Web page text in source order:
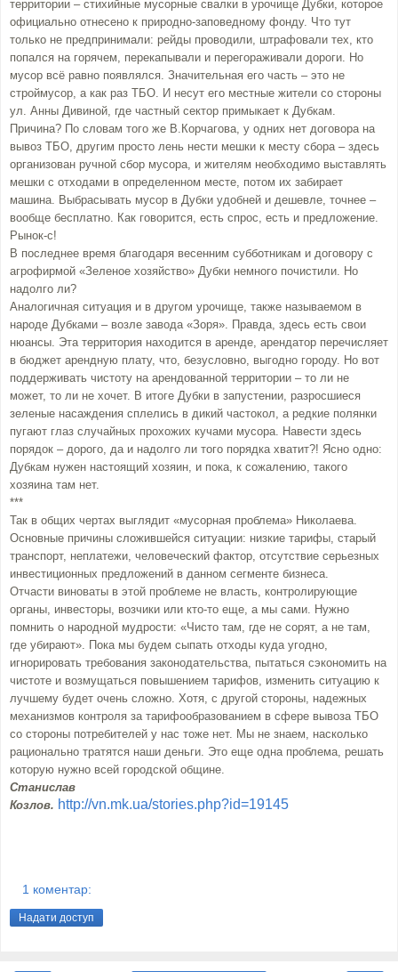
территории – стихийные мусорные свалки в урочище Дубки, которое
официально отнесено к природно-заповедному фонду. Что тут
только не предпринимали: рейды проводили, штрафовали тех, кто
попался на горячем, перекапывали и перегораживали дороги. Но
мусор всё равно появлялся. Значительная его часть – это не
строймусор, а как раз ТБО. И несут его местные жители со стороны
ул. Анны Дивиной, где частный сектор примыкает к Дубкам.
Причина? По словам того же В.Корчагова, у одних нет договора на
вывоз ТБО, другим просто лень нести мешки к месту сбора – здесь
организован ручной сбор мусора, и жителям необходимо выставлять
мешки с отходами в определенном месте, потом их забирает
машина. Выбрасывать мусор в Дубки удобней и дешевле, точнее –
вообще бесплатно. Как говорится, есть спрос, есть и предложение.
Рынок-с!
В последнее время благодаря весенним субботникам и договору с
агрофирмой «Зеленое хозяйство» Дубки немного почистили. Но
надолго ли?
Аналогичная ситуация и в другом урочище, также называемом в
народе Дубками – возле завода «Зоря». Правда, здесь есть свои
нюансы. Эта территория находится в аренде, арендатор перечисляет
в бюджет арендную плату, что, безусловно, выгодно городу. Но вот
поддерживать чистоту на арендованной территории – то ли не
может, то ли не хочет. В итоге Дубки в запустении, разросшиеся
зеленые насаждения сплелись в дикий частокол, а редкие полянки
пугают глаз случайных прохожих кучами мусора. Навести здесь
порядок – дорого, да и надолго ли того порядка хватит?! Ясно одно:
Дубкам нужен настоящий хозяин, и пока, к сожалению, такого
хозяина там нет.
***
Так в общих чертах выглядит «мусорная проблема» Николаева.
Основные причины сложившейся ситуации: низкие тарифы, старый
транспорт, неплатежи, человеческий фактор, отсутствие серьезных
инвестиционных предложений в данном сегменте бизнеса.
Отчасти виноваты в этой проблеме не власть, контролирующие
органы, инвесторы, возчики или кто-то еще, а мы сами. Нужно
помнить о народной мудрости: «Чисто там, где не сорят, а не там,
где убирают». Пока мы будем сыпать отходы куда угодно,
игнорировать требования законодательства, пытаться сэкономить на
чистоте и возмущаться повышением тарифов, изменить ситуацию к
лучшему будет очень сложно. Хотя, с другой стороны, надежных
механизмов контроля за тарифообразованием в сфере вывоза ТБО
со стороны потребителей у нас тоже нет. Мы не знаем, насколько
рационально тратятся наши деньги. Это еще одна проблема, решать
которую нужно всей городской общине.
Станислав
Козлов. http://vn.mk.ua/stories.php?id=19145
1 коментар:
Надати доступ